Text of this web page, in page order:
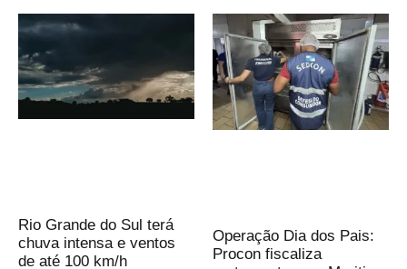
Rio Grande do Sul terá
chuva intensa e ventos
de até 100 km/h
Operação Dia dos Pais:
Procon fiscaliza